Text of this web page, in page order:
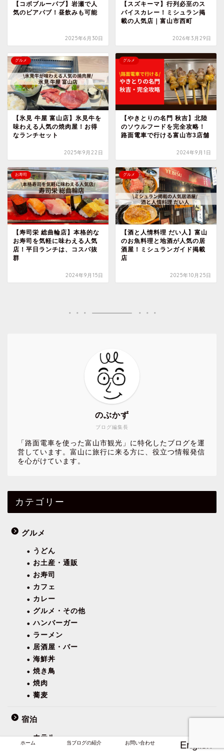
【コボブルーパブ】岩瀬で人
気のビアパブ！昼飲みも可能
2025年6月30日
【スズキーマ】行列必至のス
パイスカレー！ミシュラン掲
載の人気店｜富山市西町
2026年3月29日
グルメ
【氷見 牛屋 富山店】氷見牛を
味わえる人気の焼肉屋！お得
なランチセット
2025年9月22日
グルメ
【やきとりの名門 秋吉】北陸
のソウルフードを完全攻略！
路面電車で行ける富山市3店舗
2024年9月1日
お寿司
【寿司栄 総曲輪店】本格的な
お寿司を気軽に味わえる人気
店！平日ランチは、コスパ抜
群
2024年9月15日
グルメ
【酒と人情料理 だい人】富山
のお魚料理と地酒が人気の居
酒屋！ミシュランガイド掲載
店
2025年10月25日
ブログ編集長
のぶかず
「路面電車を使った富山市観光」に特化したブログを運
営しています。富山に旅行に来る方に、役立つ情報発信
を心がけています。
カテゴリー
グルメ
うどん
お土産・通販
お寿司
カフェ
カレー
グルメ・その他
ハンバーガー
ラーメン
居酒屋・バー
海鮮丼
焼き鳥
焼肉
蕎麦
宿泊
ホテル
ホーム 当ブログの紹介 お問い合わせ English